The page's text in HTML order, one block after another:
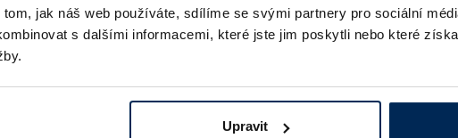
jak náš web používáte, sdílíme se svými partnery pro sociální
s dalšími informacemi, které jste jim poskytli nebo které
Upravit
laboratorní sestava s vysokou skříní